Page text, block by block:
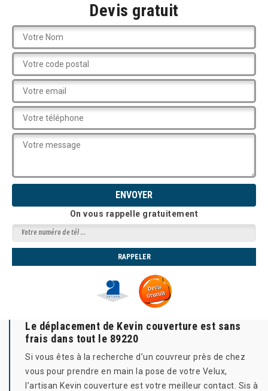
Devis gratuit
On vous rappelle gratuitement
Le déplacement de Kevin couverture est sans
frais dans tout le 89220
Si vous êtes à la recherche d’un couvreur près de chez
vous pour prendre en main la pose de votre Velux,
l’artisan Kevin couverture est votre meilleur contact. Sis à